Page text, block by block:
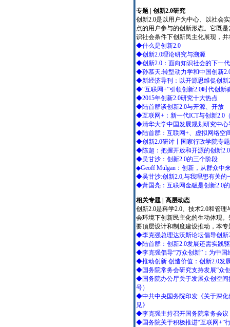
专题 | 创新2.0研究
创新2.0是以用户为中心、以社会
点的用户参与的创新形态。它既
识社会条件下创新民主化展现，
◆什么是创新2.0
◆创新2.0理论研究与溯源
◆创新2.0：面向知识社会的下一
◆孙慕天:转型动力学和中国创新
◆新经济导刊：以开源思维促创新
◆“互联网+”引领创新2.0时代创新
◆2015年创新2.0研究十大热点
◆陆首群谈创新2.0与开源、开放
◆互联网+：新一代ICT与创新2.0
◆清华大学中国发展规划研究中心
◆陆首群：互联网+、虚拟网络空
◆创新2.0研讨丨国家行政学院专
◆陈超：把握开放和开源的创新
◆吴甘沙：创新2.0的三个阶段
◆Geoff Mulgan：创新，从群众中
◆吴甘沙:创新2.0,与我理想有关的
◆萧国亮：互联网金融是创新2.0
相关专题 | 高层动态
创新2.0是科学2.0、技术2.0和管
会环境下创新民主化的生动体现
要顶层设计和制度建设推动，本
◆李克强总理达沃斯论坛倡导创新
◆陆首群：创新2.0发展还需实践
◆李克强倡导“万众创新”：为中国
◆推动创新 创造价值：创新2.0
◆国务院常务会研究支持发展“众
◆国务院办公厅关于发展众创空间
号）
◆中共中央国务院印发《关于深化
见》
◆李克强主持召开国务院常务会议
◆国务院关于积极推进“互联网+”